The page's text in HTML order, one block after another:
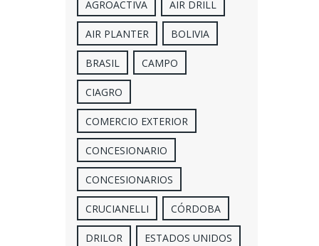
AGROACTIVA AIR DRILL
AIR PLANTER BOLIVIA
BRASIL CAMPO
CIAGRO
COMERCIO EXTERIOR
CONCESIONARIO
CONCESIONARIOS
CRUCIANELLI CÓRDOBA
DRILOR ESTADOS UNIDOS